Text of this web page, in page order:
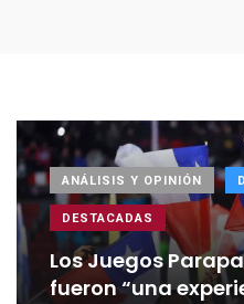
ANÁLISIS Y OPINIÓN
DESTACADAS
Los Juegos
fueron “una